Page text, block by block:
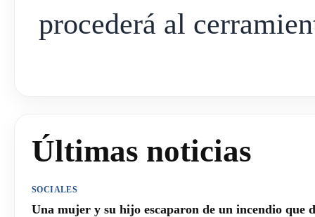
procederá al
Últimas noticias
SOCIALES
Una mujer y su hijo escaparon de un incendio que